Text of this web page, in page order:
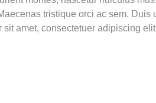
tristique orci ac sem. Duis
amet, consectetuer adipiscing